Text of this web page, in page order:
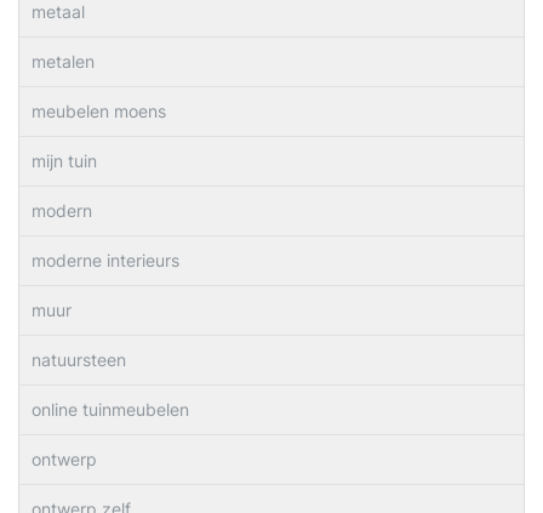
metaal
metalen
meubelen moens
mijn tuin
modern
moderne interieurs
muur
natuursteen
online tuinmeubelen
ontwerp
ontwerp zelf